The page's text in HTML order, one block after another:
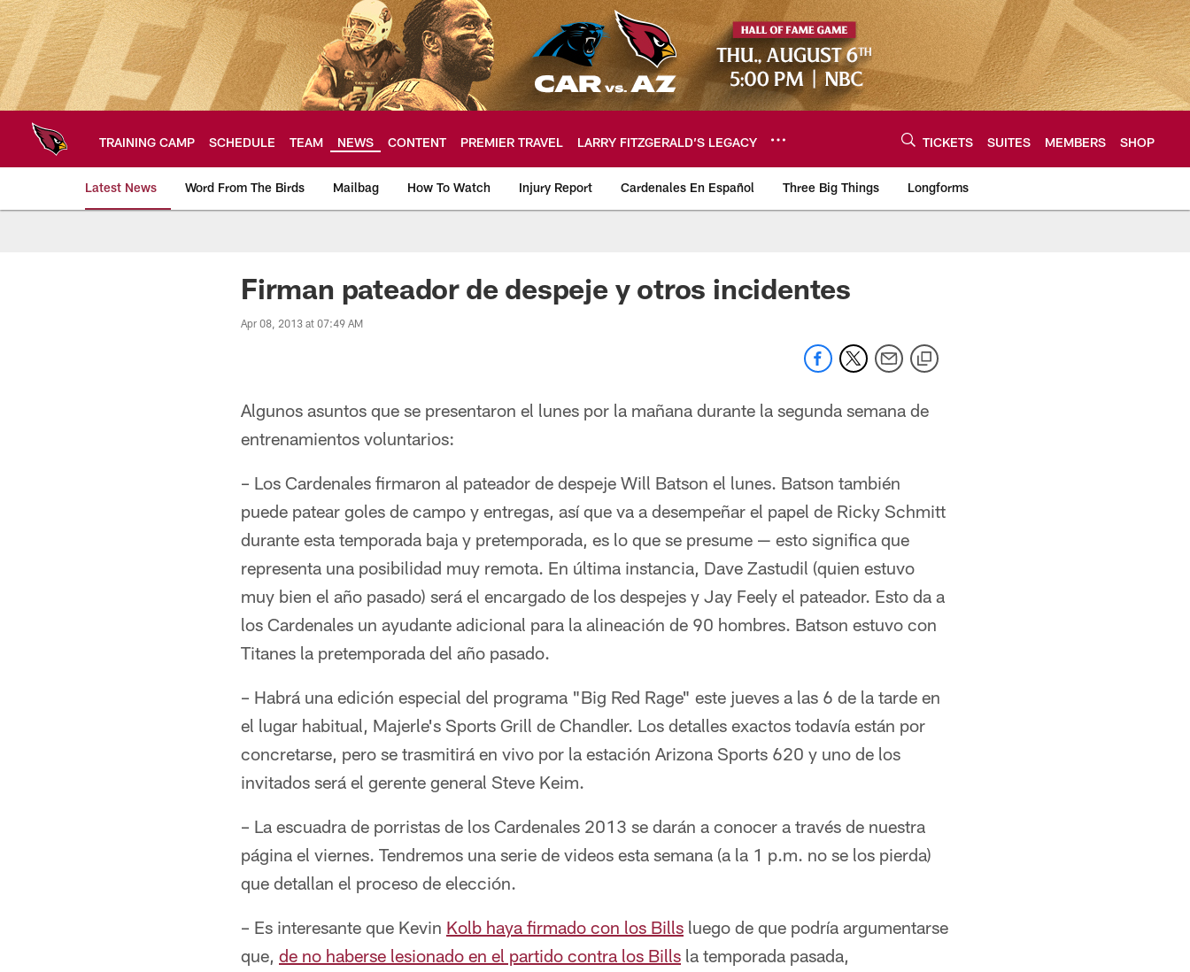
Skip
to
main
content
TRAINING CAMP SCHEDULE TEAM NEWS CONTENT PREMIER TRAVEL LARRY FITZGERALD’S LEGACY TICKETS SUITES MEMBERS SHOP
Latest News Word From The Birds Mailbag How To Watch Injury Report Cardenales En Español Three Big Things Longforms
Arizona Cardinals Home: The official source of the latest
Firman pateador de despeje y otros incidentes
Apr 08, 2013 at 07:49 AM
Algunos asuntos que se presentaron el lunes por la mañana durante la segunda semana de
entrenamientos voluntarios:
– Los Cardenales firmaron al pateador de despeje Will Batson el lunes. Batson también
puede patear goles de campo y entregas, así que va a desempeñar el papel de Ricky Schmitt
durante esta temporada baja y pretemporada, es lo que se presume — esto significa que
representa una posibilidad muy remota. En última instancia, Dave Zastudil (quien estuvo
muy bien el año pasado) será el encargado de los despejes y Jay Feely el pateador. Esto da a
los Cardenales un ayudante adicional para la alineación de 90 hombres. Batson estuvo con
Titanes la pretemporada del año pasado.
– Habrá una edición especial del programa "Big Red Rage" este jueves a las 6 de la tarde en
el lugar habitual, Majerle's Sports Grill de Chandler. Los detalles exactos todavía están por
concretarse, pero se trasmitirá en vivo por la estación Arizona Sports 620 y uno de los
invitados será el gerente general Steve Keim.
– La escuadra de porristas de los Cardenales 2013 se darán a conocer a través de nuestra
página el viernes. Tendremos una serie de videos esta semana (a la 1 p.m. no se los pierda)
que detallan el proceso de elección.
– Es interesante que Kevin Kolb haya firmado con los Bills luego de que podría argumentarse
que, de no haberse lesionado en el partido contra los Bills la temporada pasada,